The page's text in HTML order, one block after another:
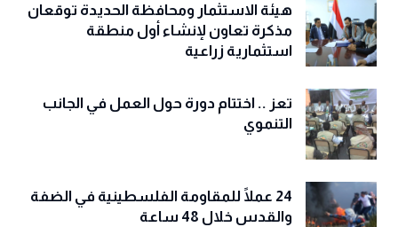
هيئة الاستثمار ومحافظة الحديدة توقعان
مذكرة تعاون لإنشاء أول منطقة
استثمارية زراعية
تعز .. اختتام دورة حول العمل في الجانب
التنموي
24 عملًا للمقاومة الفلسطينية في الضفة
والقدس خلال 48 ساعة